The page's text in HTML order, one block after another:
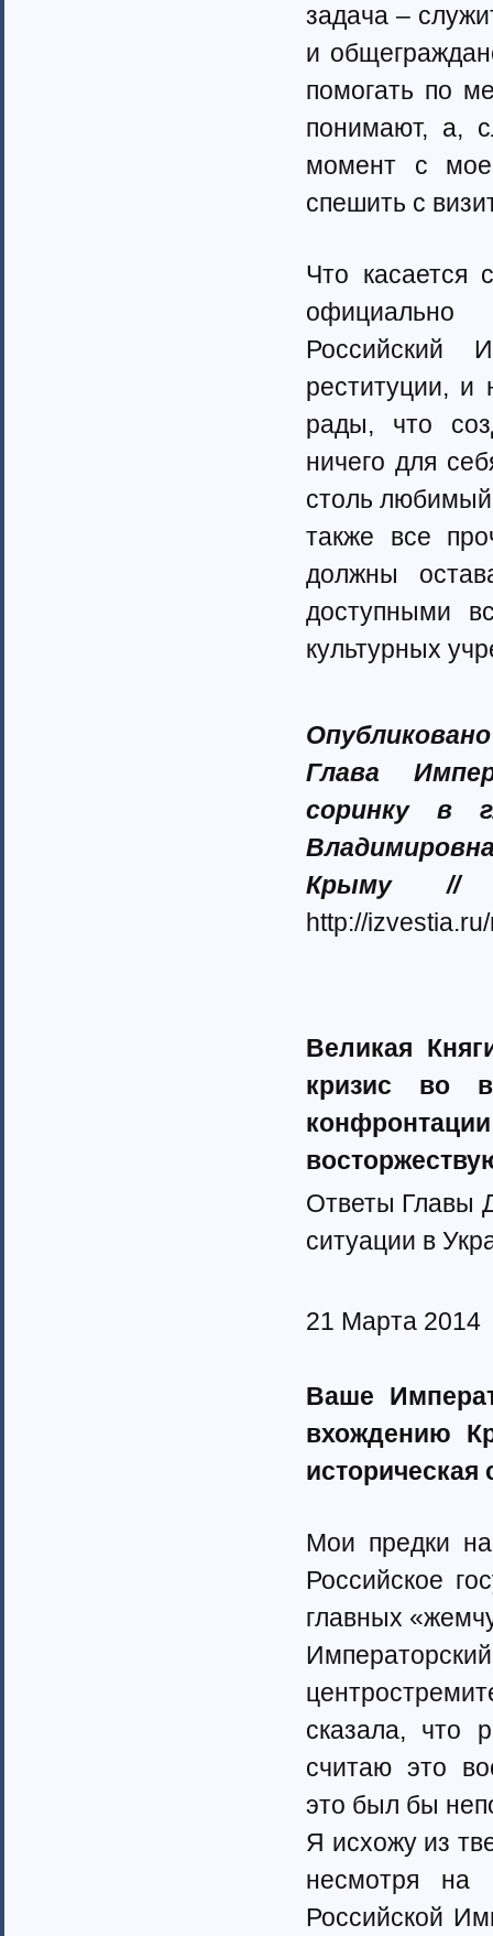
задача –
и
помогать по
понимают, а,
момент с
спешить с
Что касается
официально
Российский
реституции, и
рады, что
ничего для
столь
также все
должны
доступными
культурных
Глава
соринку в
Крыму //
http://
Великая
кризис во
Ответы Главы
ситуации в
21 Марта 2014
Ваше
вхождению
историческая
Мои предки
Российское
главных
сказала, что
считаю это
это был бы
Я исхожу из
несмотря на
Российской